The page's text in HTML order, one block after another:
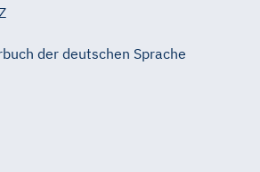
der deutschen Sprache